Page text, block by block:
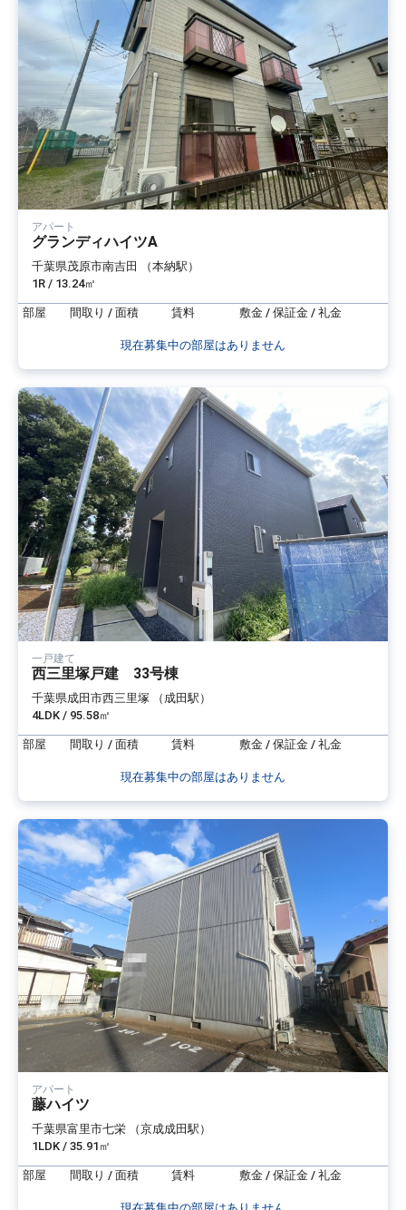
アパート
グランディハイツA
千葉県茂原市南吉田 （本納駅）
1R / 13.24㎡
部屋 間取り / 面積 賃料 敷金 / 保証金 / 礼金
現在募集中の部屋はありません
一戸建て
西三里塚戸建 33号棟
千葉県成田市西三里塚 （成田駅）
4LDK / 95.58㎡
部屋 間取り / 面積 賃料 敷金 / 保証金 / 礼金
現在募集中の部屋はありません
アパート
藤ハイツ
千葉県富里市七栄 （京成成田駅）
1LDK / 35.91㎡
部屋 間取り / 面積 賃料 敷金 / 保証金 / 礼金